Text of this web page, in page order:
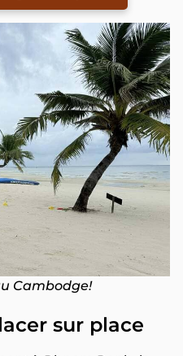
Cambodge!
sur place